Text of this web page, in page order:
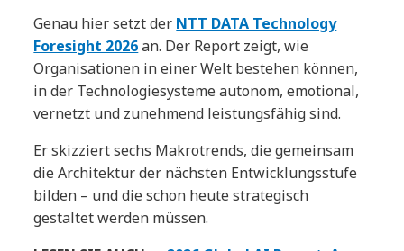
Genau hier setzt der NTT DATA Technology
Foresight 2026an. Der Report zeigt, wie
Organisationen in einer Welt bestehen können,
in der Technologiesysteme autonom, emotional,
vernetzt und zunehmend leistungsfähig sind.
Er skizziert sechs Makrotrends, die gemeinsam
die Architektur der nächsten Entwicklungsstufe
bilden – und die schon heute strategisch
gestaltet werden müssen.